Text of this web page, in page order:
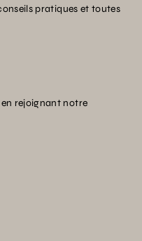
pratiques et toutes
rejoignant notre